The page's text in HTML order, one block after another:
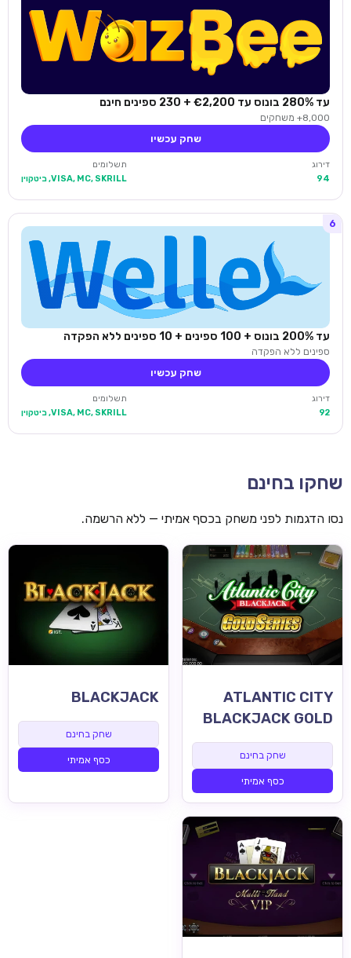
עד 280% בונוס עד €2,200 + 230 ספינים חינם
8,000+ משחקים
שחק עכשיו
דירוג
94
תשלומים
VISA, MC, SKRILL, ביטקוין
6
עד 200% בונוס + 100 ספינים + 10 ספינים ללא הפקדה
ספינים ללא הפקדה
שחק עכשיו
דירוג
92
תשלומים
VISA, MC, SKRILL, ביטקוין
שחקו בחינם
נסו הדגמות לפני משחק בכסף אמיתי — ללא הרשמה.
ATLANTIC CITY
BLACKJACK GOLD
שחק בחינם
כסף אמיתי
BLACKJACK
שחק בחינם
כסף אמיתי